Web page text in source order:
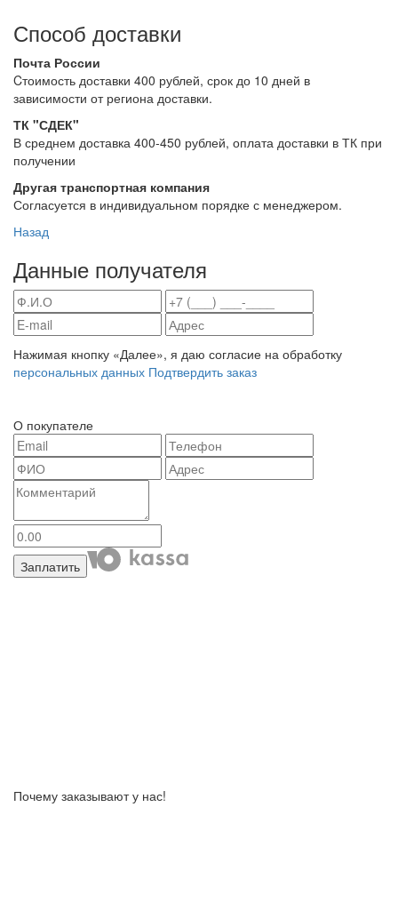
Способ доставки
Почта России
Cтоимость доставки 400 рублей, срок до 10 дней в
зависимости от региона доставки.
ТК "СДЕК"
В среднем доставка 400-450 рублей, оплата доставки в ТК при
получении
Другая транспортная компания
Согласуется в индивидуальном порядке с менеджером.
Назад
Данные получателя
Нажимая кнопку «Далее», я даю согласие на обработку
персональных данных Подтвердить заказ
О покупателе
Заплатить
Почему заказывают у нас!